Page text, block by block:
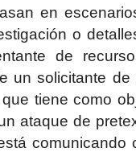
en
o
de
un solicitante
tiene como
ataque de